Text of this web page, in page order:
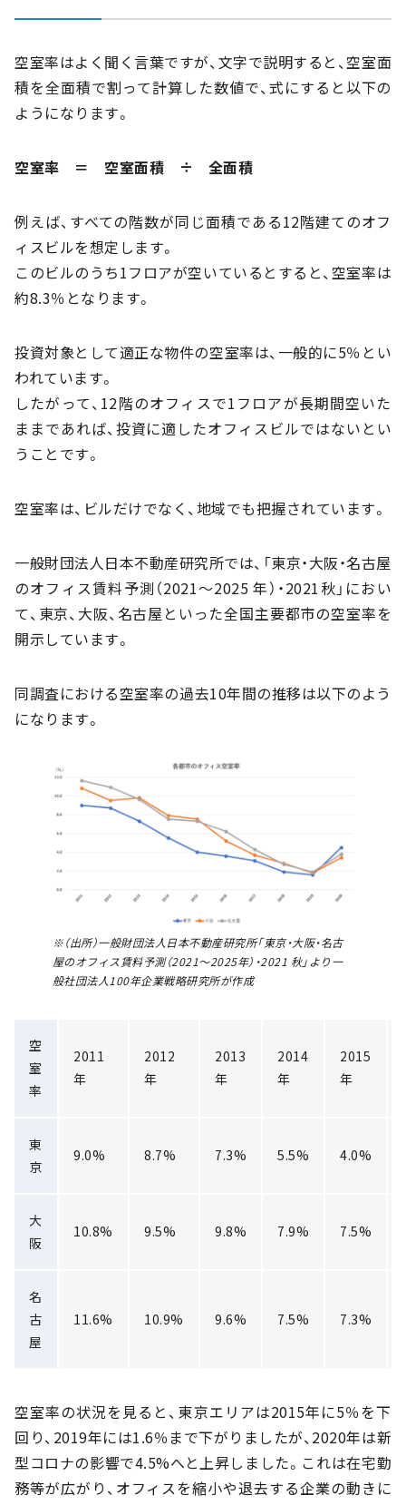
空室率はよく聞く言葉ですが、文字で説明すると、空室面
積を全面積で割って計算した数値で、式にすると以下の
ようになります。
空室率 ＝ 空室面積 ÷ 全面積
例えば、すべての階数が同じ面積である12階建てのオフ
ィスビルを想定します。
このビルのうち1フロアが空いているとすると、空室率は
約8.3％となります。
投資対象として適正な物件の空室率は、一般的に5％とい
われています。
したがって、12階のオフィスで1フロアが長期間空いた
ままであれば、投資に適したオフィスビルではないとい
うことです。
空室率は、ビルだけでなく、地域でも把握されています。
一般財団法人日本不動産研究所では、「東京・大阪・名古屋
のオフィス賃料予測（2021～2025 年）・2021秋」におい
て、東京、大阪、名古屋といった全国主要都市の空室率を
開示しています。
同調査における空室率の過去10年間の推移は以下のよう
になります。
※（出所）一般財団法人日本不動産研究所「東京・大阪・名古
屋のオフィス賃料予測（2021～2025年）・2021 秋」より一
般社団法人100年企業戦略研究所が作成
空
室
率
2011
年
2012
年
2013
年
2014
年
2015
年
東
京
9.0% 8.7% 7.3% 5.5% 4.0%
大
阪
10.8% 9.5% 9.8% 7.9% 7.5%
名
古
屋
11.6% 10.9% 9.6% 7.5% 7.3%
空室率の状況を見ると、東京エリアは2015年に5％を下
回り、2019年には1.6％まで下がりましたが、2020年は新
型コロナの影響で4.5%へと上昇しました。これは在宅勤
務等が広がり、オフィスを縮小や退去する企業の動きに